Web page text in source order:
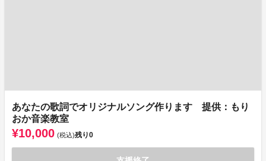
あなたの歌詞でオリジナルソング作ります 提供：もり
おか音楽教室
¥10,000 (税込)残り0